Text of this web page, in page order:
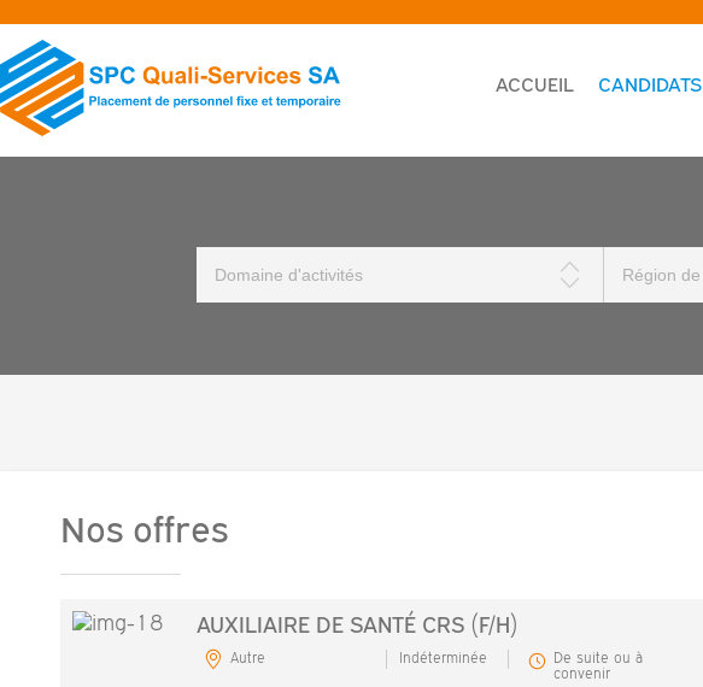
ACCUEIL CANDIDATS
Nos offres
AUXILIAIRE DE SANTÉ CRS (F/H)
Autre Indéterminée
De suite ou à
convenir